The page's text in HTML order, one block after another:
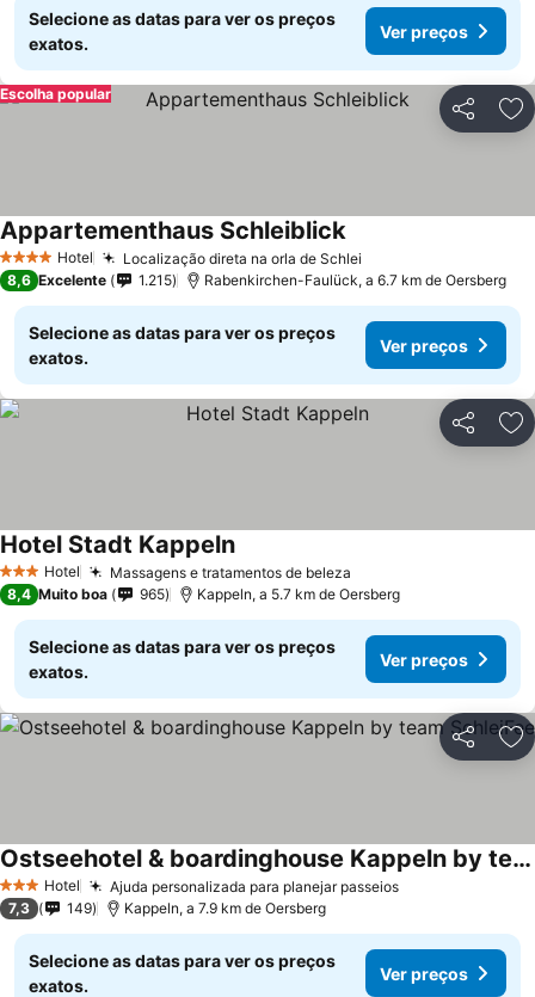
Selecione as datas para ver os preços
exatos.
Ver preços
Partilhar
Escolha popular
4 EstrelasHotel Localização direta na orla de Schlei
Appartementhaus Schleiblick
8,6 Excelente 1.215 Rabenkirchen-Faulück, a 6.7 km de Oersberg
Selecione as datas para ver os preços
exatos.
Ver preços
Partilhar
3 EstrelasHotel Massagens e tratamentos de beleza
Hotel Stadt Kappeln
8,4 Muito boa 965 Kappeln, a 5.7 km de Oersberg
Selecione as datas para ver os preços
exatos.
Ver preços
Partilhar
3 EstrelasHotel Ajuda personalizada para planejar passeios
Ostseehotel & boardinghouse Kappeln by team SchleiFee
7,3 149 Kappeln, a 7.9 km de Oersberg
Selecione as datas para ver os preços
exatos.
Ver preços